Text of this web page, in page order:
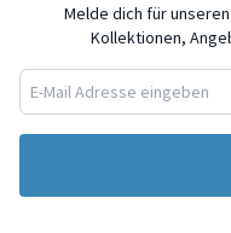
Melde dich für
Kollektionen,